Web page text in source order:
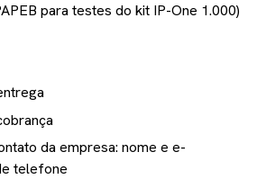
para testes do kit IP-One 1.000)
da empresa: nome e e-
telefone